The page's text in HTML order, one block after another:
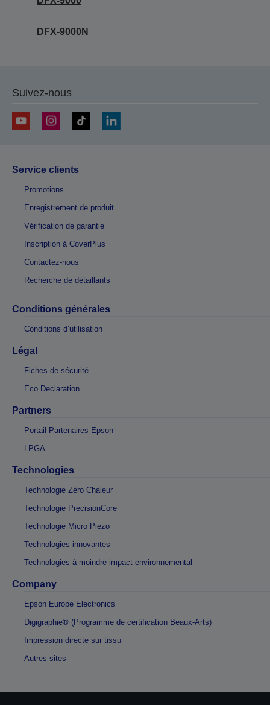
DFX-9000N
Suivez-nous
Service clients
Promotions
Enregistrement de produit
Vérification de garantie
Inscription à CoverPlus
Contactez-nous
Recherche de détaillants
Conditions générales
Conditions d’utilisation
Légal
Fiches de sécurité
Eco Declaration
Partners
Portail Partenaires Epson
LPGA
Technologies
Technologie Zéro Chaleur
Technologie PrecisionCore
Technologie Micro Piezo
Technologies innovantes
Technologies à moindre impact environnemental
Company
Epson Europe Electronics
Digigraphie® (Programme de certification Beaux-Arts)
Impression directe sur tissu
Autres sites